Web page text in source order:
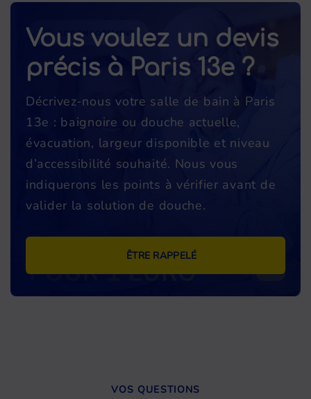
Vous voulez un devis
précis à Paris 13e ?
Décrivez-nous votre salle de bain à Paris
13e : baignoire ou douche actuelle,
évacuation, largeur disponible et niveau
d’accessibilité souhaité. Nous vous
indiquerons les points à vérifier avant de
valider la solution de douche.
ÊTRE RAPPELÉ
VOS QUESTIONS